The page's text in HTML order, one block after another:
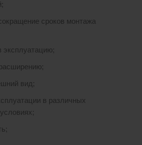
сроков монтажа
эксплуатацию;
вид;
в различных